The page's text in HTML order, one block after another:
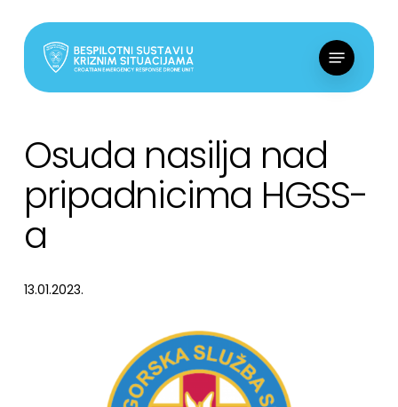
content
Menu
Osuda nasilja nad
pripadnicima HGSS-
a
13.01.2023.